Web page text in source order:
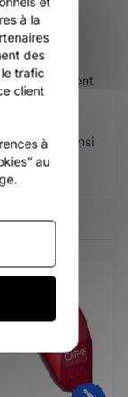
facilement
de vos
pour
ainsi
l'eau.
à la
des
trafic
client
à
au